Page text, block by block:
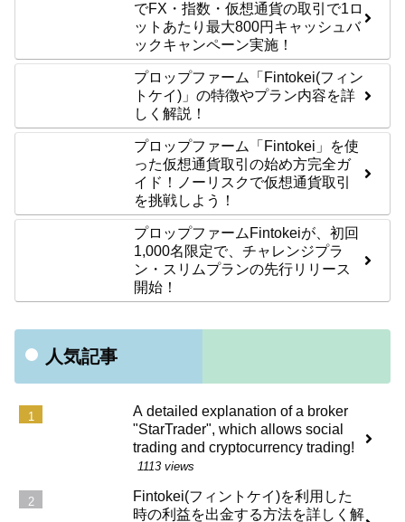
でFX・指数・仮想通貨の取引で1ロ
ットあたり最大800円キャッシュバ
ックキャンペーン実施！
プロップファーム「Fintokei(フィン
トケイ)」の特徴やプラン内容を詳
しく解説！
プロップファーム「Fintokei」を使
った仮想通貨取引の始め方完全ガ
イド！ノーリスクで仮想通貨取引
を挑戦しよう！
プロップファームFintokeiが、初回
1,000名限定で、チャレンジプラ
ン・スリムプランの先行リリース
開始！
人気記事
A detailed explanation of a broker
"StarTrader", which allows social
trading and cryptocurrency trading!
1113 views
Fintokei(フィントケイ)を利用した
時の利益を出金する方法を詳しく解